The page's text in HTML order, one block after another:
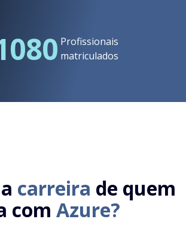
Profissionais
matriculados
carreira de quem
com Azure?